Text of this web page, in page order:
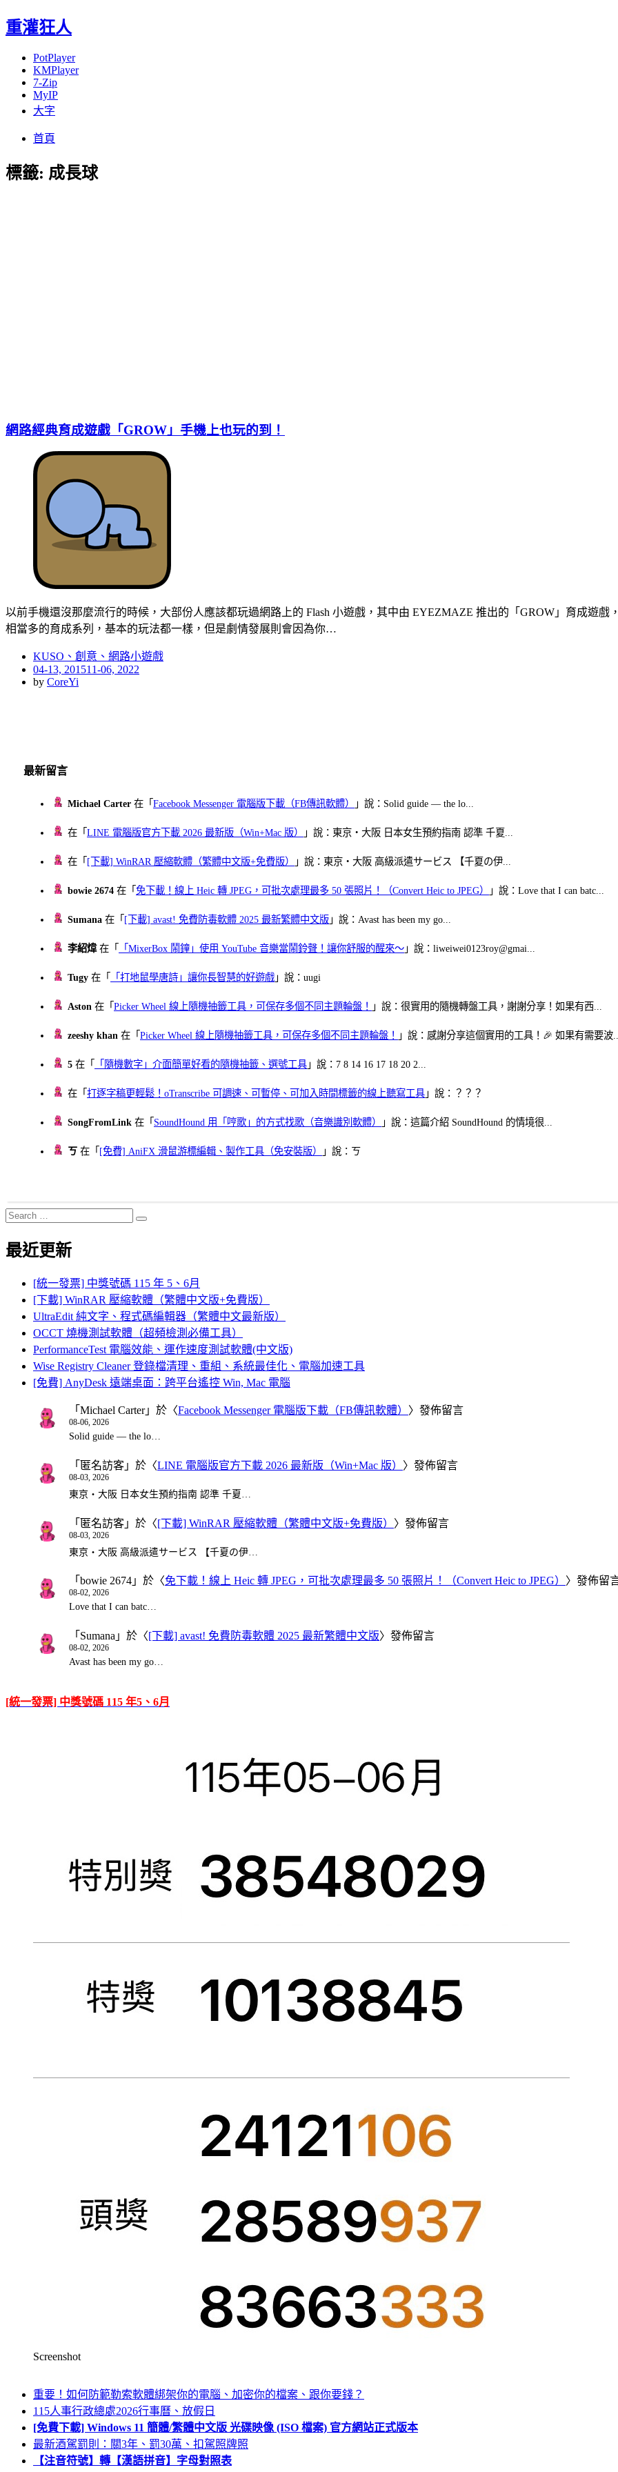
重灌狂人
PotPlayer
KMPlayer
7-Zip
MyIP
大字
首頁
標籤: 成長球
網路經典育成遊戲「GROW」手機上也玩的到！
以前手機還沒那麼流行的時候，大部份人應該都玩過網路上的 Flash 小遊戲，其中由 EYEZMAZE 推出的「GROW」育成遊
相當多的育成系列，基本的玩法都一樣，但是劇情發展則會因為你…
KUSO、創意、網路小遊戲
Posted
on
04-13, 201511-06, 2022
by CoreYi
最新留言
Michael Carter 在「Facebook Messenger 電腦版下載（FB傳訊軟體） 」說：Solid guide — the lo...
在「LINE 電腦版官方下載 2026 最新版（Win+Mac 版） 」說：東京・大阪 日本女生預約指南 認準 千夏...
在「 [下載] WinRAR 壓縮軟體（繁體中文版+免費版） 」說：東京・大阪 高級派遣サービス 【千夏の伊...
bowie 2674 在「免下載！線上 Heic 轉 JPEG，可批次處理最多 50 張照片！（Convert Heic to JPEG） 」說：Love that I can batc...
Sumana 在「 [下載] avast! 免費防毒軟體 2025 最新繁體中文版 」說：Avast has been my go...
李紹煒在「 「MixerBox 鬧鐘」使用 YouTube 音樂當鬧鈴聲！讓你舒服的醒來～ 」說：liweiwei0123roy@gmai...
Tugy 在「 「打地鼠學唐詩」讓你長智慧的好遊戲 」說：uugi
Aston 在「Picker Wheel 線上隨機抽籤工具，可保存多個不同主題輪盤！ 」說：很實用的隨機轉盤工具，謝謝分享！如果有西...
zeeshy khan 在「Picker Wheel 線上隨機抽籤工具，可保存多個不同主題輪盤！ 」說：感謝分享這個實用的工具！🎉 如果有需要波
5 在「 「隨機數字」介面簡單好看的隨機抽籤、選號工具 」說：7 8 14 16 17 18 20 2...
在「打逐字稿更輕鬆！oTranscribe 可調速、可暫停、可加入時間標籤的線上聽寫工具 」說：？？？
SongFromLink 在「 SoundHound 用「哼歌」的方式找歌（音樂識別軟體） 」說：這篇介紹 SoundHound 的情境很...
ㄎ 在「 [免費] AniFX 滑鼠游標編輯、製作工具（免安裝版） 」說：ㄎ
Search
for:
Search
最近更新
[統一發票] 中獎號碼 115 年 5、6月
[下載] WinRAR 壓縮軟體（繁體中文版+免費版）
UltraEdit 純文字、程式碼編輯器（繁體中文最新版）
OCCT 燒機測試軟體（超頻檢測必備工具）
PerformanceTest 電腦效能、運作速度測試軟體(中文版)
Wise Registry Cleaner 登錄檔清理、重組、系統最佳化、電腦加速工具
[免費] AnyDesk 遠端桌面：跨平台遙控 Win, Mac 電腦
「 Michael Carter」於〈Facebook Messenger 電腦版下載（FB傳訊軟體） 〉發佈留言
08-06, 2026
Solid guide — the lo…
「 匿名訪客 」於〈LINE 電腦版官方下載 2026 最新版（Win+Mac 版） 〉發佈留言
08-03, 2026
東京・大阪 日本女生預約指南 認準 千夏…
「 匿名訪客 」於〈[下載] WinRAR 壓縮軟體（繁體中文版+免費版） 〉發佈留言
08-03, 2026
東京・大阪 高級派遣サービス 【千夏の伊…
「 bowie 2674 」於〈免下載！線上 Heic 轉 JPEG，可批次處理最多 50 張照片！（Convert Heic to JPEG） 〉發佈留
08-02, 2026
Love that I can batc…
「 Sumana 」於〈[下載] avast! 免費防毒軟體 2025 最新繁體中文版〉發佈留言
08-02, 2026
Avast has been my go…
[統一發票] 中獎號碼 115 年5、6月
Screenshot
重要！如何防範勒索軟體綁架你的電腦、加密你的檔案、跟你要錢？
115人事行政總處2026行事曆、放假日
[免費下載] Windows 11 簡體/繁體中文版 光碟映像 (ISO 檔案) 官方網站正式版本
最新酒駕罰則：關3年、罰30萬、扣駕照牌照
【注音符號】轉【漢語拼音】字母對照表